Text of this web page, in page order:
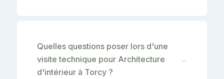
Quelles questions poser lors d'une
visite technique pour Architecture
d'intérieur à Torcy ?
⌄